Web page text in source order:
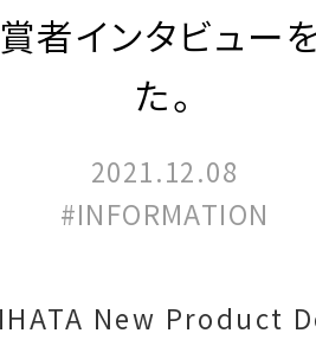
者インタビュー
た。
2021.12.08
#INFORMATION
New Product